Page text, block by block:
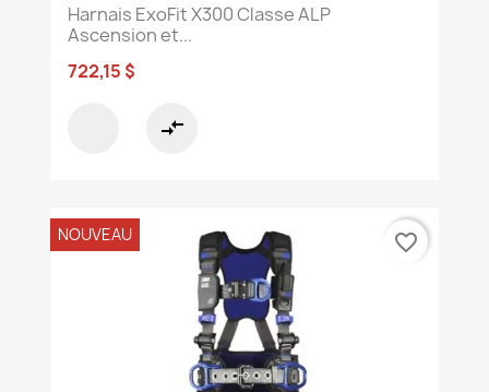
Harnais ExoFit X300 Classe ALP
Ascension et...
722,15 $
compare_arrows
NOUVEAU favorite_border